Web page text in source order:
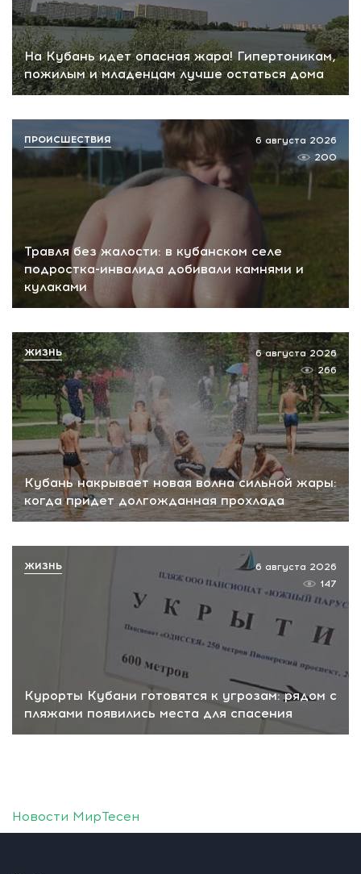
На Кубань идет опасная жара! Гипертоникам,
пожилым и младенцам лучше остаться дома
Травля без жалости: в кубанском селе
подростка-инвалида добивали камнями и
кулаками
6 августа 2026
200
ПРОИСШЕСТВИЯ
Кубань накрывает новая волна сильной жары:
когда придет долгожданная прохлада
6 августа 2026
266
ЖИЗНЬ
Курорты Кубани готовятся к угрозам: рядом с
пляжами появились места для спасения
6 августа 2026
147
ЖИЗНЬ
Новости МирТесен